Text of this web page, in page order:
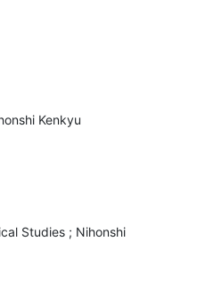
Kenkyu
Studies ; Nihonshi